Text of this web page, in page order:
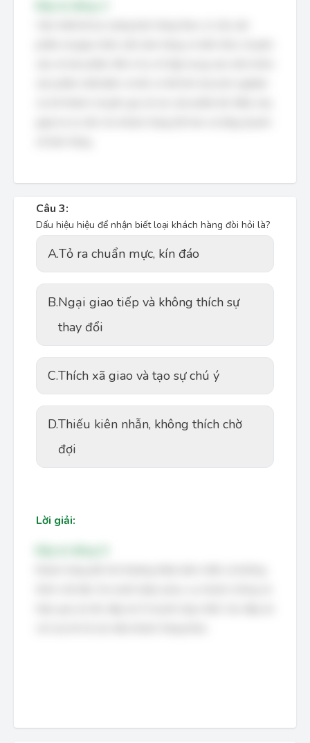
Câu 3:
Dấu hiệu hiệu để nhận biết loại khách hàng đòi hỏi là?
A.Tỏ ra chuẩn mực, kín đáo
B.Ngại giao tiếp và không thích sự
thay đổi
C.Thích xã giao và tạo sự chú ý
D.Thiếu kiên nhẫn, không thích chờ
đợi
Lời giải: